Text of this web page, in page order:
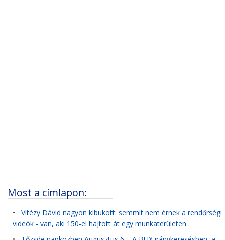
Most a címlapon:
• Vitézy Dávid nagyon kibukott: semmit nem érnek a rendőrségi
videók - van, aki 150-el hajtott át egy munkaterületen